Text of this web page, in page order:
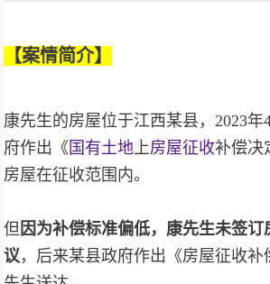
【案情简介】
康先生的房屋位于江西某县，2023年
府作出《 国有土地上房屋征收补偿决
房屋在征收范围内。
但 因为补偿标准偏低，康先生未签
议，后来某县政府作出《房屋征收